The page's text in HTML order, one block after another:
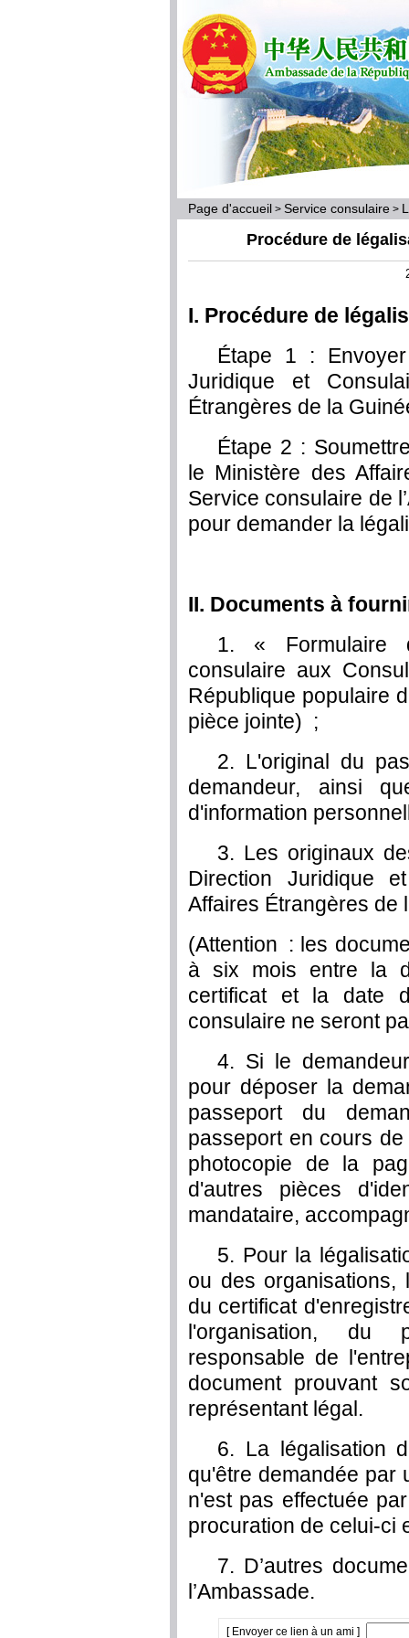
Page d'accueil > Service consulaire >
Procédure de
I. Procédure de
Étape 1 :
Juridique et
Étrangères de la
Étape 2 :
le Ministère des
Service consulaire de
pour demander la
II. Documents à
1. « Formulaire
consulaire aux
République populaire
pièce jointe) ;
2. L'original du
demandeur, ainsi
d'information
3. Les originaux
Direction Juridique
Affaires Étrangères de
(Attention : les
à six mois entre la
certificat et la date
consulaire ne seront
4. Si le
pour déposer la
passeport du
passeport en cours
photocopie de la
d'autres pièces
mandataire,
5. Pour la
ou des organisations,
du certificat
l'organisation, du
responsable de
document prouvant
représentant légal.
6. La légalisation
qu'être demandée par
n'est pas effectuée
procuration de celui-ci
7. D’autres
l’Ambassade.
[ Envoyer ce lien à un ami ]